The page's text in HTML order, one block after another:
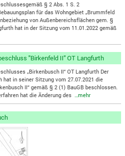
§ 2 Abs. 1 S. 2
für das Wohngebiet „Brummfeld
von Außenbereichsflächen gem. §
hat in der Sitzung vom 11.01.2022 gemäß
"Birkenfeld II" OT Langfurth
„Birkenbusch II“ OT Langfurth Der
hat in seiner Sitzung vom 27.07.2021 die
II“ gemäß § 2 (1) BauGB beschlossen.
hat die Änderung des…mehr